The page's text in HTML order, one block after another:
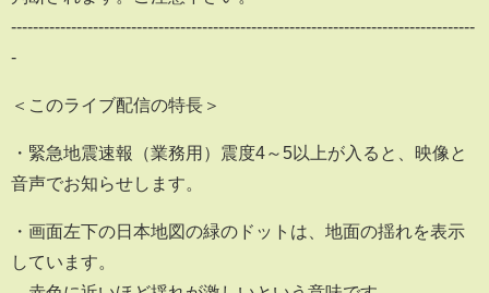
-------------------------------------------------------------------------------------
-
＜このライブ配信の特長＞
・緊急地震速報（業務用）震度4～5以上が入ると、映像と
音声でお知らせします。
・画面左下の日本地図の緑のドットは、地面の揺れを表示
しています。